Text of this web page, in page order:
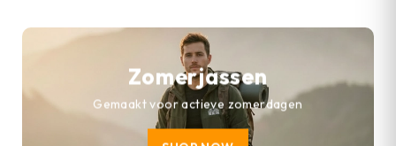
Zomerjassen
Gemaakt voor actieve zomerdagen